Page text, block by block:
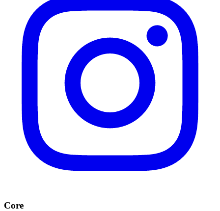
Core